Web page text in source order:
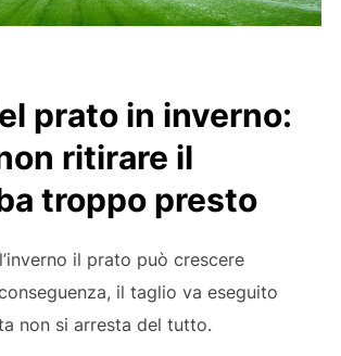
prato in inverno:
ritirare il
troppo presto
il prato può crescere
il taglio va eseguito
non si arresta del tutto.